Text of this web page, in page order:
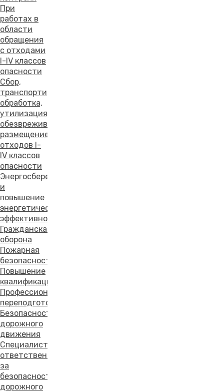
При
работах в
области
обращения
с отходами
I-IV классов
опасности
Сбор,
транспортирование,
обработка,
утилизация,
обезвреживание,
размещение
отходов I-
IV классов
опасности
Энергосбережение
и
повышение
энергетической
эффективности
Гражданская
оборона
Пожарная
безопасность
Повышение
квалификации
Профессиональная
переподготовка
Безопасность
дорожного
движения
Специалист,
ответственный
за
безопасность
дорожного